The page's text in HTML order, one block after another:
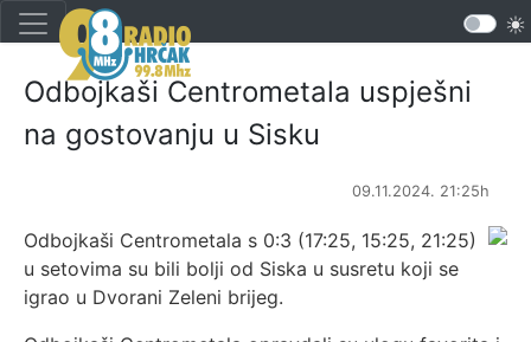
Odbojkaši Centrometala uspješni
na gostovanju u Sisku
09.11.2024. 21:25h
Odbojkaši Centrometala s 0:3 (17:25, 15:25, 21:25)
u setovima su bili bolji od Siska u susretu koji se
igrao u Dvorani Zeleni brijeg.